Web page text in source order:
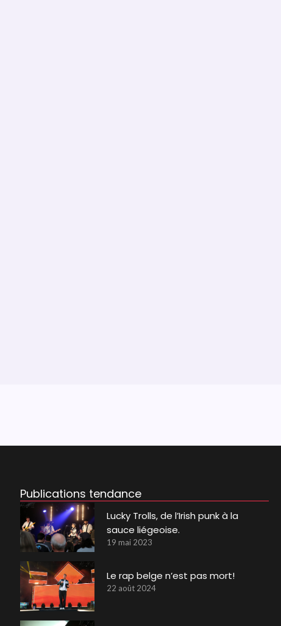
Publications tendance
Lucky Trolls, de l’Irish punk à la
sauce liégeoise.
19 mai 2023
Le rap belge n’est pas mort!
22 août 2024